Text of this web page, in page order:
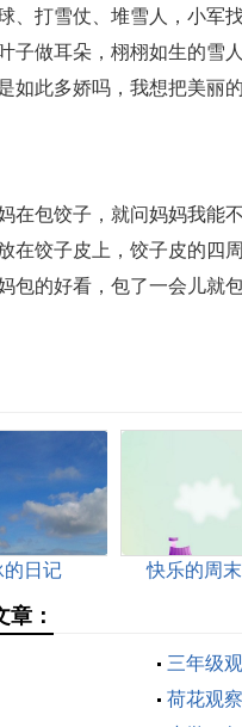
、打雪仗、堆雪人，小军
子做耳朵，栩栩如生的雪
如此多娇吗，我想把美丽
在包饺子，就问妈妈我能
在饺子皮上，饺子皮的四
包的好看，包了一会儿就包
的日记 快乐的周
章：
三年级
荷花观